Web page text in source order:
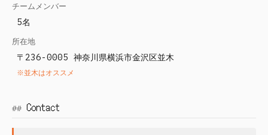
チームメンバー
5名
所在地
〒236-0005 神奈川県横浜市金沢区並木
※並木はオススメ
Contact